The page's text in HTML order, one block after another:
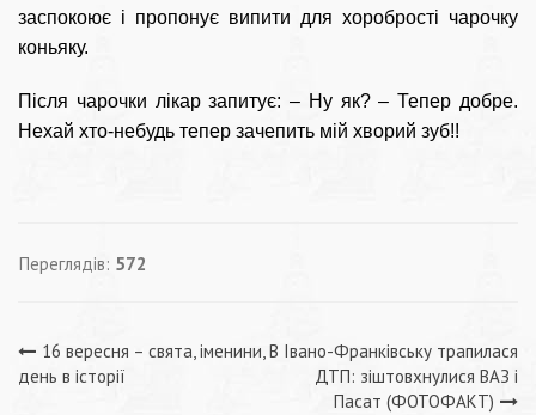
заспокоює і пропонує випити для хоробрості чарочку
коньяку.
Після чарочки лікар запитує: – Ну як? – Тепер добре.
Нехай хто-небудь тепер зачепить мій хворий зуб!!
Переглядів: 572
Навігація
16 вересня – свята, іменини,
день в історії
В Івано-Франківську трапилася
ДТП: зіштовхнулися ВАЗ і
Пасат (ФОТОФАКТ)